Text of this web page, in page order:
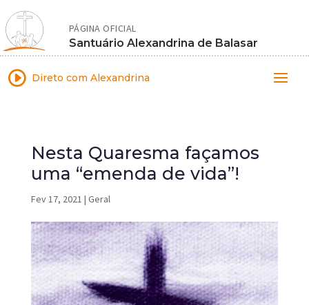
PÁGINA OFICIAL
Santuário Alexandrina de Balasar
I Direto com Alexandrina
Nesta Quaresma façamos
uma “emenda de vida”!
Fev 17, 2021 | Geral